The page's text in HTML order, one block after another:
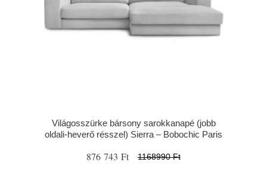
Világosszürke bársony sarokkanapé (jobb
oldali-heverő résszel) Sierra – Bobochic Paris
876 743 Ft 1168990 Ft